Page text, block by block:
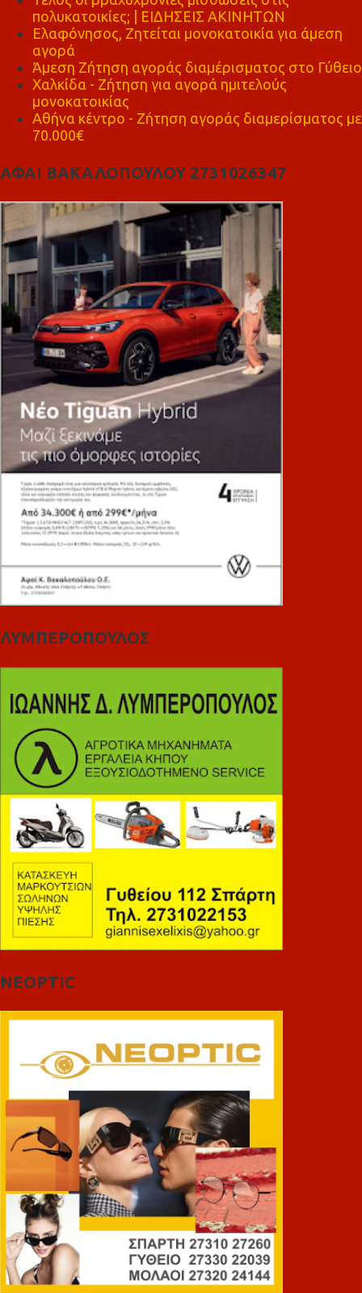
πολυκατοικίες; | ΕΙΔΗΣΕΙΣ ΑΚΙΝΗΤΩΝ
Ελαφόνησος, Ζητείται μονοκατοικία για άμεση
αγορά
Άμεση Ζήτηση αγοράς διαμέρισματος στο Γύθειο
Χαλκίδα - Ζήτηση για αγορά ημιτελούς
μονοκατοικίας
Αθήνα κέντρο - Ζήτηση αγοράς διαμερίσματος με
70.000€
ΑΦΑΙ ΒΑΚΑΛΟΠΟΥΛΟΥ 2731026347
ΛΥΜΠΕΡΟΠΟΥΛΟΣ
NEOPTIC